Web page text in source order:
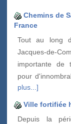
Chemins de
France
Tout au long
Jacques-de-
importante de
pour
plus...]
Ville fortifiée
Depuis la